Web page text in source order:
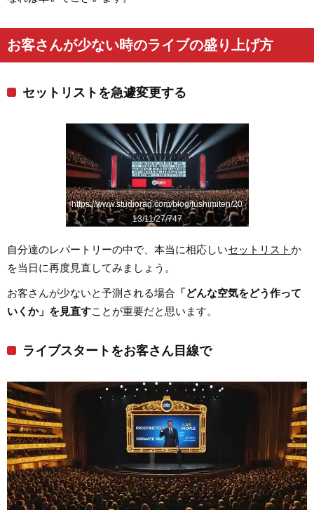
お客さんが少ない時のライブの盛り上げ方
セットリストを急遽変更する
https://www.studiorag.com/blog/fushimiten/20
13/11/27/747
自分達のレパートリーの中で、本当に相応しいセットリストか
を当日に再度見直してみましょう。
お客さんが少ないと予測される場合 「どんな空気をどう作って
いくか」を見直すことが重要だと思います。
ライブスタートをお客さん目線で